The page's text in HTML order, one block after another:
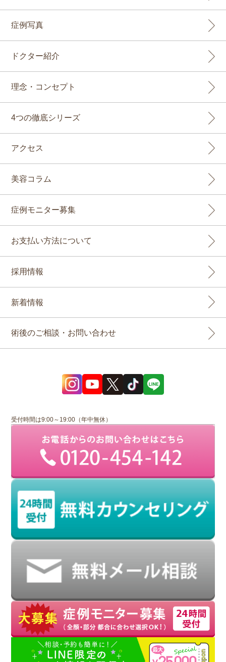
症例写真
ドクター紹介
理念・コンセプト
4つの徹底シリーズ
アクセス
美容コラム
症例モニター募集
お支払い方法について
採用情報
新着情報
術後のご相談・お問い合わせ
受付時間は9:00～19:00（年中無休）